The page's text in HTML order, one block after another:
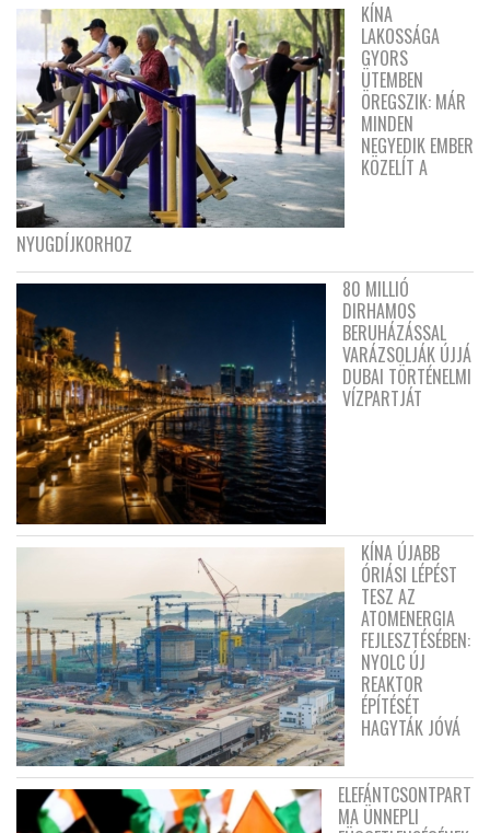
KÍNA
LAKOSSÁGA
GYORS
ÜTEMBEN
ÖREGSZIK: MÁR
MINDEN
NEGYEDIK EMBER
KÖZELÍT A
NYUGDÍJKORHOZ
80 MILLIÓ
DIRHAMOS
BERUHÁZÁSSAL
VARÁZSOLJÁK ÚJJÁ
DUBAI TÖRTÉNELMI
VÍZPARTJÁT
KÍNA ÚJABB
ÓRIÁSI LÉPÉST
TESZ AZ
ATOMENERGIA
FEJLESZTÉSÉBEN:
NYOLC ÚJ
REAKTOR
ÉPÍTÉSÉT
HAGYTÁK JÓVÁ
ELEFÁNTCSONTPART
MA ÜNNEPLI